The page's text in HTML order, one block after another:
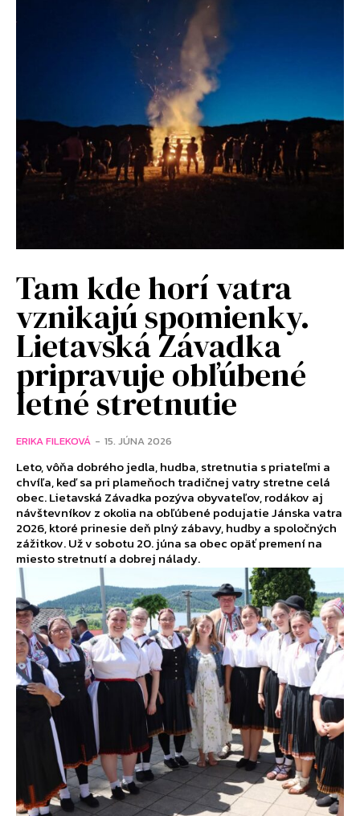
Tam kde horí vatra
vznikajú spomienky.
Lietavská Závadka
pripravuje obľúbené
letné stretnutie
ERIKA FILEKOVÁ - 15. JÚNA 2026
Leto, vôňa dobrého jedla, hudba, stretnutia s priateľmi a
chvíľa, keď sa pri plameňoch tradičnej vatry stretne celá
obec. Lietavská Závadka pozýva obyvateľov, rodákov aj
návštevníkov z okolia na obľúbené podujatie Jánska vatra
2026, ktoré prinesie deň plný zábavy, hudby a spoločných
zážitkov. Už v sobotu 20. júna sa obec opäť premení na
miesto stretnutí a dobrej nálady.